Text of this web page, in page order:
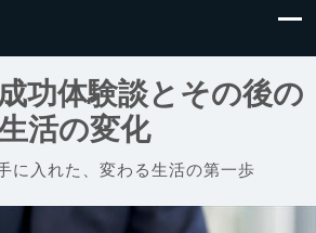
功体験談とその後の
活の変化
に入れた、変わる生活の第一歩